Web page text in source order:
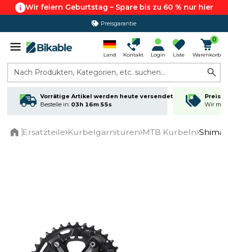
Wir feiern Geburtstag – Spare bis zu 60 % nur hier
Preisgarantie
365 Tage Rückgabe*
Land Kontakt Login Liste
0
Warenkorb
Nach Produkten, Kategorien, etc. suchen...
Vorrätige Artikel werden heute versendet
Bestelle in: 03h 16m 54s
Wir
Ersatzteile Kurbelgarnituren MTB Kurbeln